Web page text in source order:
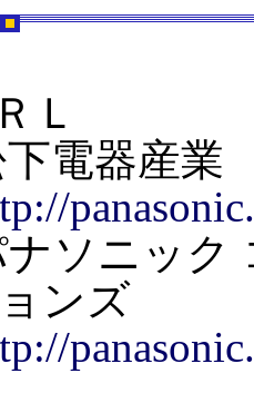
Ｌ
電器産業
ソニック
ンズ